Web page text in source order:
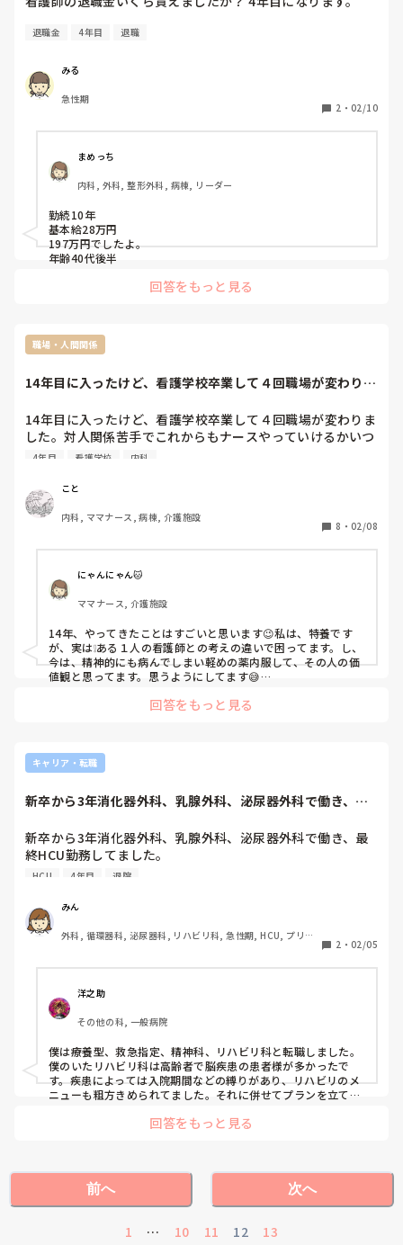
退職金 4年目 退職
みる
急性期
2 ・ 02/10
まめっち
内科, 外科, 整形外科, 病棟, リーダー
勤続10年
基本給28万円
197万円でしたよ。
年齢40代後半
回答をもっと見る
職場・人間関係
14年目に入ったけど、看護学校卒業して４回職場が変わりま
14年目に入ったけど、看護学校卒業して４回職場が変わりま
した。対人関係苦手でこれからもナースやっていけるかいつ
も不安です。心療内科受診歴あり、それつながりの病気休暇
が、長続きしないです。安定剤もらって飲みながら勤務して
も、仕事中キツイ頭痛が何度も来て、仕事にならなくて自分
で勝手に飲むのやめました。なんでこんな仕事選んだのかな
って、後悔するときたまにあるけど、なっちゃったからしょ
ーがないし。いくら技術や知識ばかり増えても、周りの人た
ちといい感じでムリなくつながれるようにならなきゃ、仕事
はいつまでもキツイばっかりだなぁって思います。年取って
看護学校入ったのですが、最後までなかなか馴染めなかっ
た。14年たっても変わってない気がします。けど、やっと最
近少しだけこの仕事嫌いじゃないなぁと思い出しました。
今働いてるのは施設ですが、食事摂取量や排泄回数とか報告
するとき、やたらと細かく正確におぼえとかないとって、意
す。なんでも一人で仕事を解決しようと思ってしまうし。周
もちろん、そうならないように、ゴリ押ししないように、ソ
フトに確認するよう気をつけています。まわりナースじゃな
い人が多いので。でも、同じ立場のナースには同レベルの精
度を求めようとしてしまう。急性期でもないし、医療的にパ
シッと決めとかないといけないわけでもないのにさ(
´Д`)y━･~~そんで、同じ職場のナースさんと険悪ムードに
なっちゃったことがありました。
どうしたら周りとおんなじように動けるようになるんでしょ
どうしたらやたらと細かい数値を追求せずに、看護師として
認めてもらえるような仕事をできるようになるんでしょう
あと今後また病休をとるくらいメンタル崩してしまわないか
4年目 看護学校 内科
こと
内科, ママナース, 病棟, 介護施設
8 ・ 02/08
にゃんにゃん🐱
ママナース, 介護施設
14年、やってきたことはすごいと思います😉私は、特養です
が、実は❕ある１人の看護師との考えの違いで困ってます。し、
今は、精神的にも病んでしまい軽めの薬内服して、その人の価
値観と思ってます。思うようにしてます😅
バカだからゴメンね➰』と言えばいいと。
う』って言うことが、大事です😉
回答をもっと見る
キャリア・転職
新卒から3年消化器外科、乳腺外科、泌尿器外科で働き、最
新卒から3年消化器外科、乳腺外科、泌尿器外科で働き、最
終HCU勤務してました。
心臓系の勉強がしたくて、4年目で転職を決意しました。転
を離れて今リハビリ科で4年目になります。リハビリ科は、
急性期とは違いみんなが元気になって退院して行くのでとて
もやりがいはあります。ですが、技術面が不安になってき
て、まだ独身のうちに、急性期で1から勉強しなおしたいと
思うようになりました。でも、新人の時の経験しかないた
め、今転職して、大丈夫かすごく不安です。
リハビリ→急性期、療養→急性期みたいに転職した方おられ
ますか？ お話聞きたいです。
HCU 4年目 退院
みん
外科, 循環器科, 泌尿器科, リハビリ科, 急性期, HCU, プリセ
2 ・ 02/05
洋之助
その他の科, 一般病院
僕は療養型、救急指定、精神科、リハビリ科と転職しました。
僕のいたリハビリ科は高齢者で脳疾患の患者様が多かったで
す。疾患によっては入院期間などの縛りがあり、リハビリのメ
ニューも粗方きめられてました。それに併せてプランを立てま
て、ここはダメ､電子カルテを活用しないからと言って離職し
えなくなるのは、如何なモノかと思います。僕なんかは古いの
で、ステーションでお喋りするなら患者様とこに行きなさい。
と教わりましたので、極力、病室へ伺うようにしますね。昨
うことが疎かに成っていると感じられます。一端、考えてみて
回答をもっと見る
前へ
1 … 10 11 12 13
次へ